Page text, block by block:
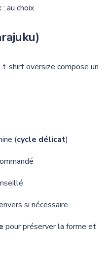
: au choix
t-shirt oversize compose un
(cycle délicat)
si nécessaire
pour préserver la forme et